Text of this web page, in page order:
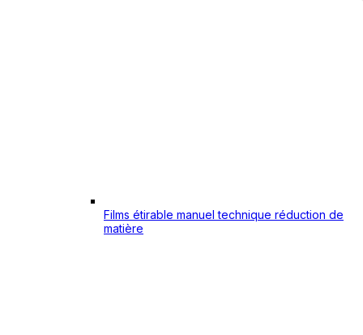
Films étirable manuel technique réduction de
matière